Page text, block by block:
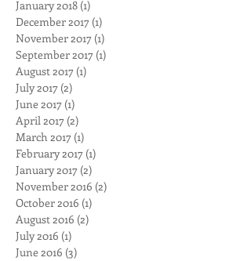
January 2018 (1)
December 2017 (1)
November 2017 (1)
September 2017 (1)
August 2017 (1)
July 2017 (2)
June 2017 (1)
April 2017 (2)
March 2017 (1)
February 2017 (1)
January 2017 (2)
November 2016 (2)
October 2016 (1)
August 2016 (2)
July 2016 (1)
June 2016 (3)